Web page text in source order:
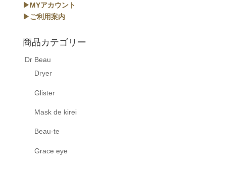
▶MYアカウント
▶ご利用案内
商品カテゴリー
Dr Beau
Dryer
Glister
Mask de kirei
Beau-te
Grace eye